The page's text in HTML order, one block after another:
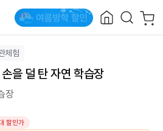
체험
을 덜 탄 자연 학습장
장
할인가